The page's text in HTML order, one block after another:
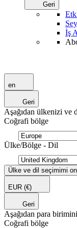
Geri
İş
en
Geri
Aşağıdan ülkenizi ve
Coğrafi bölge
Ülke/Bölge - Dil
Ülke ve dil seçimimi
EUR (€)
Geri
Aşağıdan para
Coğrafi bölge